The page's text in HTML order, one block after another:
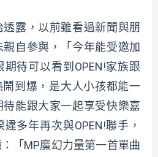
露，以前雖看過新聞與朋
自參與，「今年能受邀加
待可以看到OPEN!家族跟
到爆，是大人小孩都能一
能跟大家一起享受快樂嘉
多年再次與OPEN!聯手，
「MP魔幻力量第一首單曲